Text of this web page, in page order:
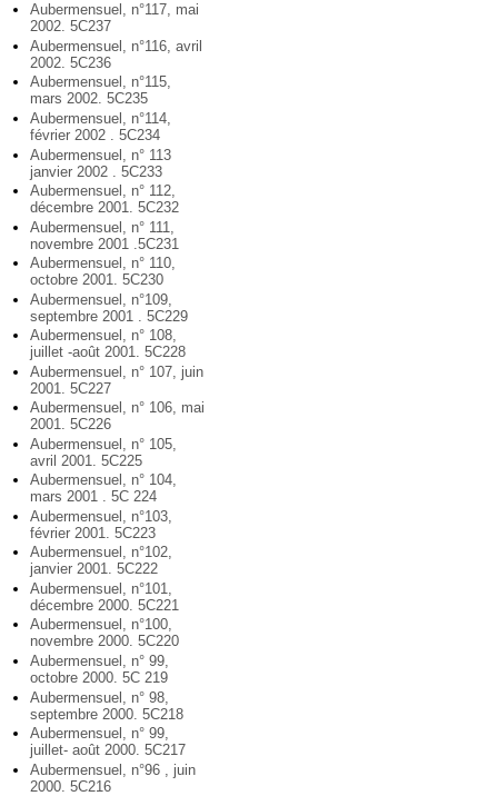
Aubermensuel, n°117, mai
2002. 5C237
Aubermensuel, n°116, avril
2002. 5C236
Aubermensuel, n°115,
mars 2002. 5C235
Aubermensuel, n°114,
février 2002 . 5C234
Aubermensuel, n° 113
janvier 2002 . 5C233
Aubermensuel, n° 112,
décembre 2001. 5C232
Aubermensuel, n° 111,
novembre 2001 .5C231
Aubermensuel, n° 110,
octobre 2001. 5C230
Aubermensuel, n°109,
septembre 2001 . 5C229
Aubermensuel, n° 108,
juillet -août 2001. 5C228
Aubermensuel, n° 107, juin
2001. 5C227
Aubermensuel, n° 106, mai
2001. 5C226
Aubermensuel, n° 105,
avril 2001. 5C225
Aubermensuel, n° 104,
mars 2001 . 5C 224
Aubermensuel, n°103,
février 2001. 5C223
Aubermensuel, n°102,
janvier 2001. 5C222
Aubermensuel, n°101,
décembre 2000. 5C221
Aubermensuel, n°100,
novembre 2000. 5C220
Aubermensuel, n° 99,
octobre 2000. 5C 219
Aubermensuel, n° 98,
septembre 2000. 5C218
Aubermensuel, n° 99,
juillet- août 2000. 5C217
Aubermensuel, n°96 , juin
2000. 5C216